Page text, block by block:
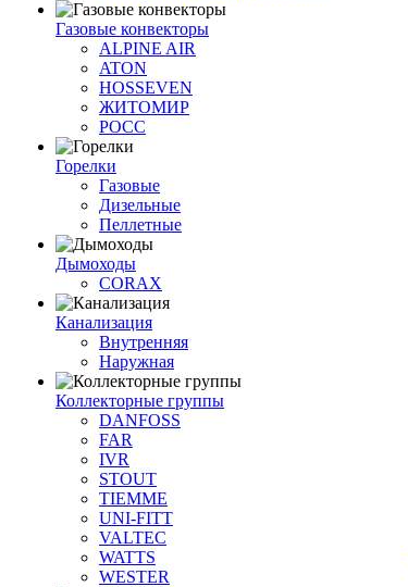
Газовые конвекторы
ALPINE AIR
ATON
HOSSEVEN
ЖИТОМИР
РОСС
Горелки
Газовые
Дизельные
Пеллетные
Дымоходы
CORAX
Канализация
Внутренняя
Наружная
Коллекторные группы
DANFOSS
FAR
IVR
STOUT
TIEMME
UNI-FITT
VALTEC
WATTS
WESTER